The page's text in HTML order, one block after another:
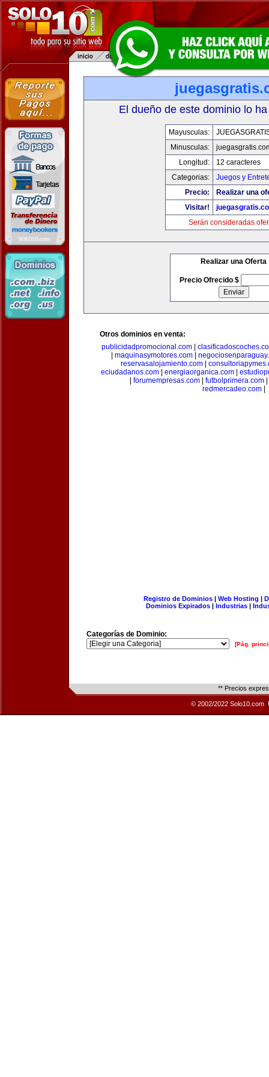
El dueño de este dominio lo
Mayusculas:
Minusculas:
Longitud:
12 caracteres
Categorias:
Juegos y
Precio:
Realizar una
Visitar!
Serán consideradas
Realizar una Oferta
Precio Ofrecido $
Otros dominios en venta:
publicidadpromocional.com|
maquinasymotores.com|
reservasalojamiento.com
eciudadanos.com| energiaorganica.com|
forumempresas.com futbolprimera.com
redmercadeo.com|
Registro de Dominios| Web Hosting |
Dominios Expirados | Industrias |
Categorías de Dominio:
[Pág.
** Precios
© 2002/2022 Solo10.com